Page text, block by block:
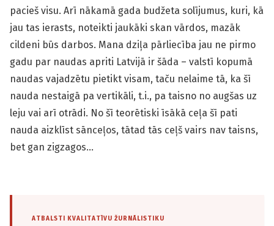
pacieš visu. Arī nākamā gada budžeta solījumus, kuri, kā
jau tas ierasts, noteikti jaukāki skan vārdos, mazāk
cildeni būs darbos. Mana dziļa pārliecība jau ne pirmo
gadu par naudas apriti Latvijā ir šāda – valstī kopumā
naudas vajadzētu pietikt visam, taču nelaime tā, ka šī
nauda nestaigā pa vertikāli, t.i., pa taisno no augšas uz
leju vai arī otrādi. No šī teorētiski īsākā ceļa šī pati
nauda aizklīst sānceļos, tātad tās ceļš vairs nav taisns,
bet gan zigzagos…
ATBALSTI KVALITATĪVU ŽURNĀLISTIKU